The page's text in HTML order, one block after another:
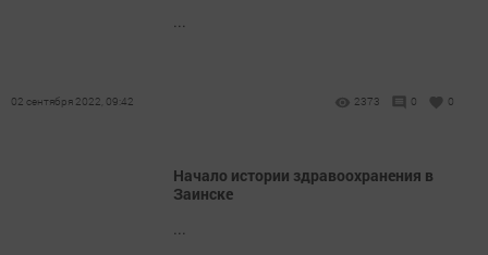
...
02 сентября 2022, 09:42 2373 0 0
Начало истории здравоохранения в
Заинске
...